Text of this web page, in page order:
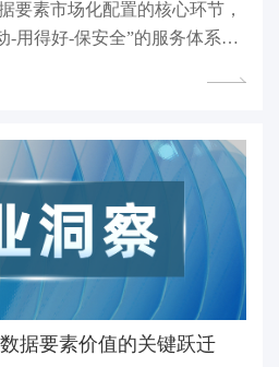
要素市场化配置的核心环节，
-用得好-保安全”的服务体系，
据要素价值的关键跃迁